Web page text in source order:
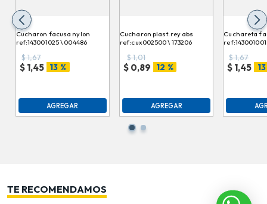
Cucharon facusa nylon
ref:143001025 \ 004486
$1,67
$ 1,45 13 %
AGREGAR
Cucharon plast.rey abs
ref:cux002500 \ 173206
$1,01
$ 0,89 12 %
AGREGAR
Cuchareta
ref:143001001
$1,67
$ 1,45
TE RECOMENDAMOS